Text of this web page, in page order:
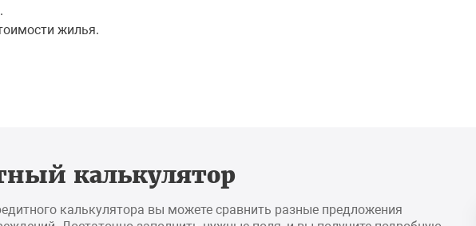
жилья.
калькулятор
калькулятора вы можете сравнить разные предложения